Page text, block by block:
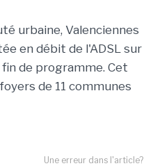
urbaine, Valenciennes
en débit de l'ADSL sur
de programme. Cet
de 11 communes
Une erreur dans l'article?